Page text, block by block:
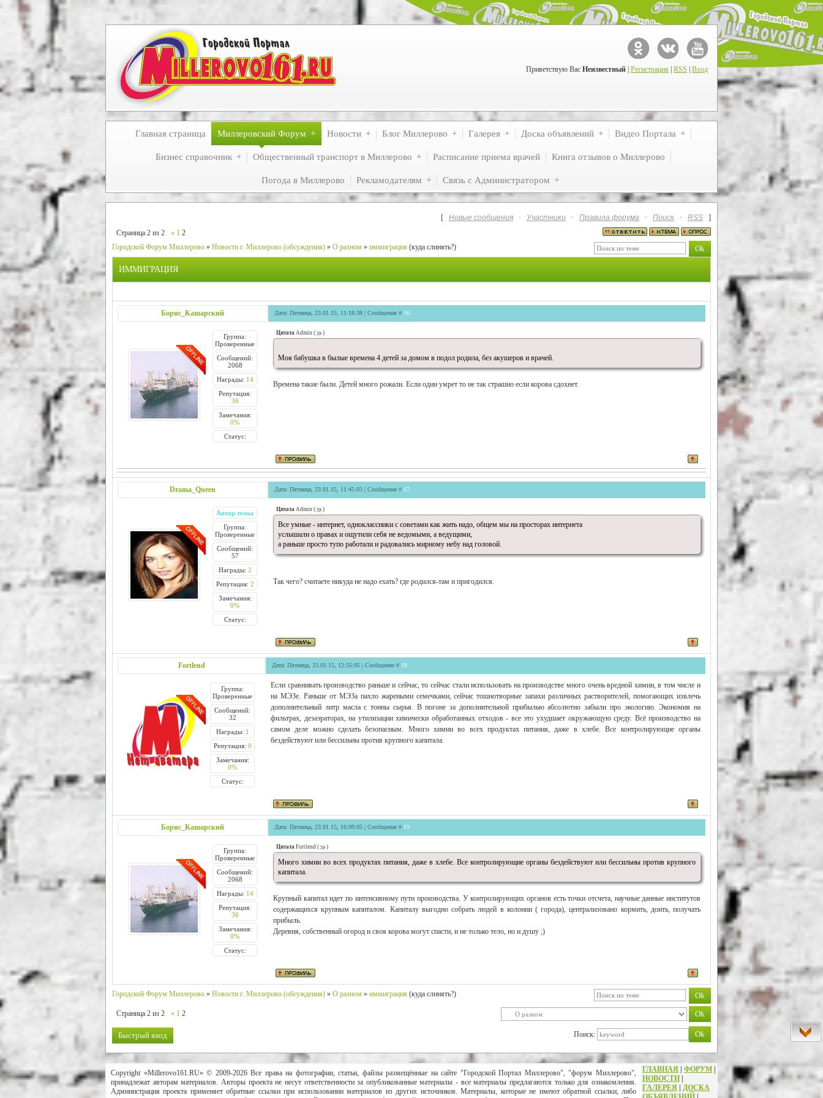
Приветствую Вас Неизвестный Регистрация RSS Вход
Главная страница Миллеровский Форум Новости Блог Миллерово Галерея Доска объявлений Видео Портала
Бизнес справочник Общественный транспорт в Миллерово Расписание приема врачей Книга отзывов о Миллерово
Погода в Миллерово Рекламодателям Связь с Администратором
[ Новые сообщения · Участники · Правила форума · Поиск · RSS
]
Страница 2 из 2 « 1 2
Городской Форум Миллерово » Новости г. Миллерово (обсуждения) » О разном » иммиграция (куда слинять?)
ИММИГРАЦИЯ
Борис_Кашарский Дата: Пятница, 23.01.15, 11:18:38 | Сообщение # 16
Группа:
Проверенные
Сообщений:
2068
Награды: 14
Репутация:
36
Замечания:
0%
Статус:
Цитата Admin ( )
Моя бабушка в былые времена 4 детей за домом в подол родила, без акушеров и врачей.
Времена такие были. Детей много рожали. Если один умрет то не так страшно если корова сдохнет.
Drama_Queen Дата: Пятница, 23.01.15, 11:45:03 | Сообщение # 17
Автор темы
Группа:
Проверенные
Сообщений:
57
Награды: 2
Репутация: 2
Замечания:
0%
Статус:
Цитата Admin ( )
Все умные - интернет, одноклассники с советами как жить надо, общем мы на просторах интернета
услышали о правах и ощутили себя не ведомыми, а ведущими,
а раньше просто тупо работали и радовались мирному небу над головой.
Так чего? считаете никуда не надо ехать? где родился-там и пригодился.
Fortlend Дата: Пятница, 23.01.15, 12:55:05 | Сообщение # 18
Группа:
Проверенные
Сообщений:
32
Награды: 1
Репутация: 0
Замечания:
0%
Статус:
Если сравнивать производство раньше и сейчас, то сейчас стали использовать на производстве много очень вредной химии, в том числе и
на МЭЗе. Раньше от МЭЗа пахло жареными семечками, сейчас тошнотворные запахи различных растворителей, помогающих извлечь
дополнительный литр масла с тонны сырья. В погоне за дополнительной прибылью абсолютно забыли про экологию. Экономия на
фильтрах, дезаэраторах, на утилизации химически обработанных отходов - все это ухудшает окружающую среду. Всё производство на
самом деле можно сделать безопасным. Много химии во всех продуктах питания, даже в хлебе. Все контролирующие органы
бездействуют или бессильны против крупного капитала.
Борис_Кашарский Дата: Пятница, 23.01.15, 16:09:05 | Сообщение # 19
Группа:
Проверенные
Сообщений:
2068
Награды: 14
Репутация:
36
Замечания:
0%
Статус:
Цитата Fortlend ( )
Много химии во всех продуктах питания, даже в хлебе. Все контролирующие органы бездействуют или бессильны против крупного
капитала.
Крупный капитал идет по интенсивному пути производства. У контролирующих органов есть точки отсчета, научные данные институтов
содержащихся крупным капиталом. Капиталу выгодно собрать людей в колонии ( города), централизовано кормить, доить, получать
прибыль.
Деревня, собственный огород и своя корова могут спасти, и не только тело, но и душу ;)
Городской Форум Миллерово » Новости г. Миллерово (обсуждения) » О разном » иммиграция (куда слинять?)
Страница 2 из 2 « 1 2
Поиск:
Copyright «Millerovo161.RU» © 2009-2026 Все права на фотографии, статьи, файлы размещённые на сайте "Городской Портал Миллерово", "форум Миллерово",
принадлежат авторам материалов. Авторы проекта не несут ответственности за опубликованные материалы - все материалы предлагаются только для ознакомления.
Администрация проекта применяет обратные ссылки при использовании материалов из других источников. Материалы, которые не имеют обратной ссылки, либо
ГЛАВНАЯ ФОРУМ
НОВОСТИ
ГАЛЕРЕЯ
ДОСКА